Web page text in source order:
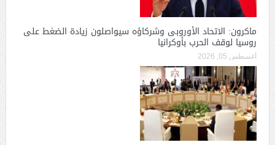
ماكرون: الاتحاد الأوروبى وشركاؤه سيواصلون زيادة الضغط على
روسيا لوقف الحرب بأوكرانيا
أغسطس 05, 2026